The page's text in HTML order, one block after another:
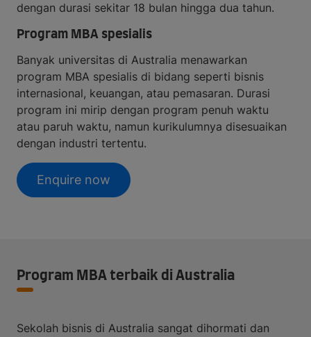
dengan durasi sekitar 18 bulan hingga dua tahun.
Program MBA spesialis
Banyak universitas di Australia menawarkan
program MBA spesialis di bidang seperti bisnis
internasional, keuangan, atau pemasaran. Durasi
program ini mirip dengan program penuh waktu
atau paruh waktu, namun kurikulumnya disesuaikan
dengan industri tertentu.
Enquire now
Program MBA terbaik di Australia
Sekolah bisnis di Australia sangat dihormati dan